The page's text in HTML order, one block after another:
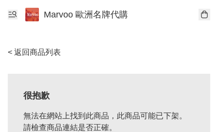
Marvoo 歐洲名牌代購
< 返回商品列表
很抱歉
無法在網站上找到此商品，此商品可能已下架。
請檢查商品連結是否正確。